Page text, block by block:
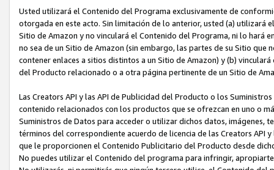
Usted utilizará el Contenido del Programa exclusivamente de
otorgada en este acto. Sin limitación de lo anterior, usted (a) utilizará
Sitio de Amazon y no vinculará el Contenido del Programa, ni lo hará
no sea de un Sitio de Amazon (sin embargo, las partes de su Sitio
contener enlaces a sitios distintos a un Sitio de Amazon) y (b)
del Producto relacionado o a otra página pertinente de un Sitio de
Las Creators API y las API de Publicidad del Producto o los
contenido relacionados con los productos que se ofrezcan en uno o
Suministros de Datos para acceder o utilizar dichos datos,
términos del correspondiente acuerdo de licencia de las Creators API
que le proporcionen el Contenido Publicitario del Producto desde
No puedes utilizar el Contenido del programa para infringir,